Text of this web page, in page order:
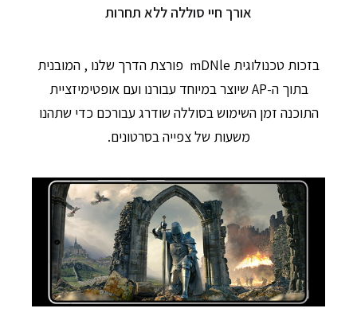
אורך חיי סוללה ללא תחרות
בזכות טכנולוגית mDNle פורצת הדרך שלנו , המובנית
בתוך ה-AP שיוצר במיוחד עבורנו ועם אופטימיזציית
התוכנה זמן השימוש בסוללה שודרג עבורכם כדי שתהנו
משעות של צפייה בסרטונים.